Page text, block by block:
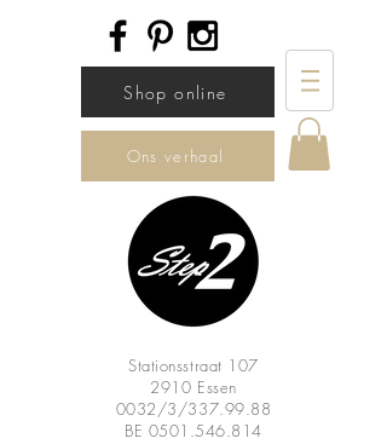
Shop online
Ons verhaal
Stationsstraat 107
2910 Essen
0032/3/337.99.88
BE 0501.546.814